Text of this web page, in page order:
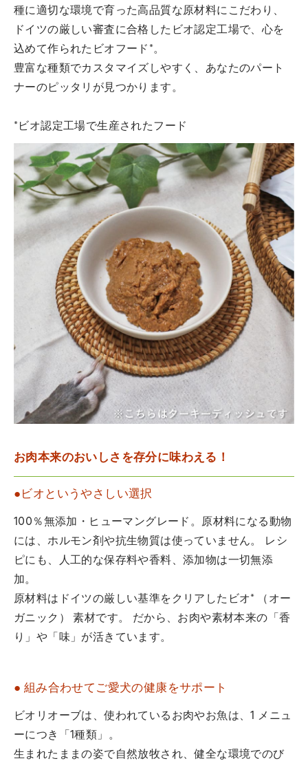
種に適切な環境で育った高品質な原材料にこだわり、
ドイツの厳しい審査に合格したビオ認定工場で、心を
込めて作られたビオフード*。
豊富な種類でカスタマイズしやすく、あなたのパート
ナーのピッタリが見つかります。
*ビオ認定工場で生産されたフード
お肉本来のおいしさを存分に味わえる！
●ビオというやさしい選択
100％無添加・ヒューマングレード。原材料になる動物
には、ホルモン剤や抗生物質は使っていません。 レシ
ピにも、人工的な保存料や香料、添加物は一切無添
加。
原材料はドイツの厳しい基準をクリアしたビオ* （オー
ガニック） 素材です。 だから、お肉や素材本来の「香
り」や「味」が活きています。
● 組み合わせてご愛犬の健康をサポート
ビオリオーブは、使われているお肉やお魚は、1 メニュ
ーにつき「1種類」。
生まれたままの姿で自然放牧され、健全な環境でのび